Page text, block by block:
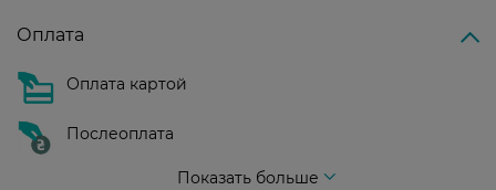
Оплата
Оплата картой
Послеоплата
Показать больше